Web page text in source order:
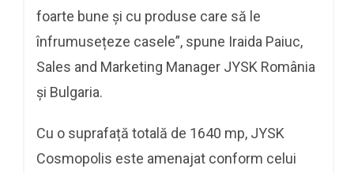
foarte bune și cu produse care să le
înfrumusețeze casele”, spune Iraida Paiuc,
Sales and Marketing Manager JYSK România
și Bulgaria.
Cu o suprafață totală de 1640 mp, JYSK
Cosmopolis este amenajat conform celui